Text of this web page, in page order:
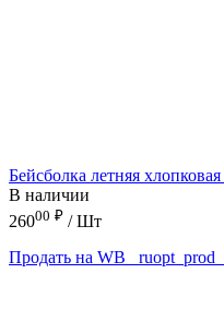
Бейсболка летняя хлопковая
В наличии
26000 ₽ / Шт
Продать на WB